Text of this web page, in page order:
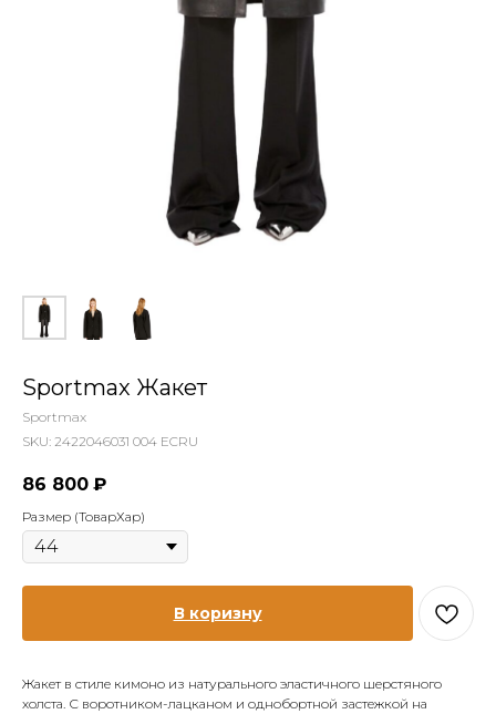
Sportmax Жакет
Sportmax
SKU: 2422046031 004 ECRU
86 800 ₽
Размер (ТоварХар)
В коризну
Жакет в стиле кимоно из натурального эластичного шерстяного
холста. С воротником-лацканом и однобортной застежкой на